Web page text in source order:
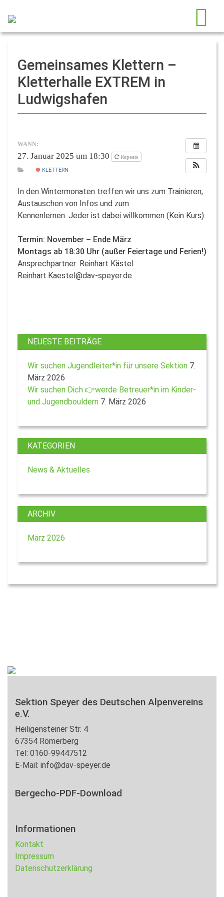
Gemeinsames Klettern –
Kletterhalle EXTREM in
Ludwigshafen
WANN:
27. Januar 2025 um 18:30 Repeats
KLETTERN
In den Wintermonaten treffen wir uns zum Trainieren,
Austauschen von Infos und zum
Kennenlernen. Jeder ist dabei willkommen (Kein Kurs).
Termin: November – Ende März
Montags ab 18:30 Uhr (außer Feiertage und Ferien!)
Ansprechpartner: Reinhart Kästel
Reinhart.Kaestel@dav-speyer.de
NEUESTE BEITRÄGE
Wir suchen Jugendleiter*in für unsere Sektion 7.
März 2026
Wir suchen Dich 👉werde Betreuer*in im Kinder-
und Jugendbouldern 7. März 2026
KATEGORIEN
News & Aktuelles
ARCHIV
März 2026
Sektion Speyer des Deutschen Alpenvereins
e.V.
Heiligensteiner Str. 4
67354 Römerberg
Tel: 0160-99447512
E-Mail: info@dav-speyer.de
Bergecho-PDF-Download
Informationen
Kontakt
Impressum
Datenschutzerklärung